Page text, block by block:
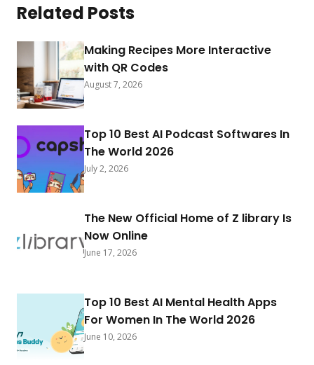
Related Posts
Making Recipes More Interactive
with QR Codes
August 7, 2026
Top 10 Best AI Podcast Softwares In
The World 2026
July 2, 2026
The New Official Home of Z library Is
Now Online
June 17, 2026
Top 10 Best AI Mental Health Apps
For Women In The World 2026
June 10, 2026